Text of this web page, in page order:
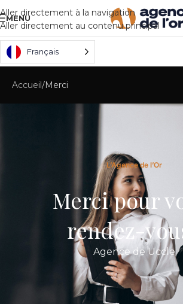
Aller directement à la navigation
Aller directement au contenu principal
MENU
Français
Accueil Merci
L’Agence de l’Or
Merci pour
rendez-
Agence de Uccle